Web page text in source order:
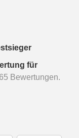
für
Bewertungen.